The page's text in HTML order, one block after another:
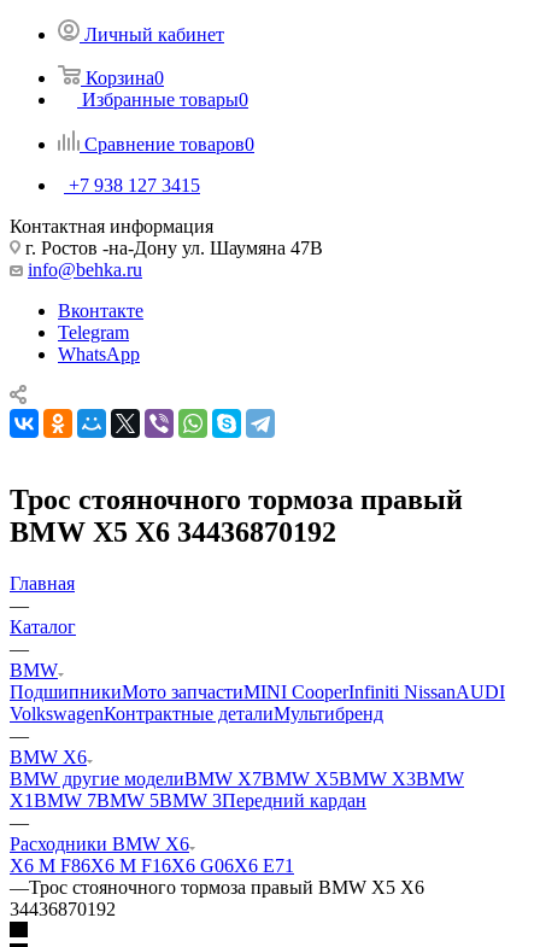
Личный кабинет
Корзина0
Избранные товары0
Сравнение товаров0
+7 938 127 3415
Контактная информация
г. Ростов -на-Дону ул. Шаумяна 47В
info@behka.ru
Вконтакте
Telegram
WhatsApp
Трос стояночного тормоза правый
BMW X5 X6 34436870192
Главная
—
Каталог
—
BMW
ПодшипникиМото запчастиMINI CooperInfiniti NissanAUDI
VolkswagenКонтрактные деталиМультибренд
—
BMW X6
BMW другие моделиBMW X7BMW X5BMW X3BMW
X1BMW 7BMW 5BMW 3Передний кардан
—
Расходники BMW X6
X6 M F86X6 M F16X6 G06X6 E71
—Трос стояночного тормоза правый BMW X5 X6
34436870192